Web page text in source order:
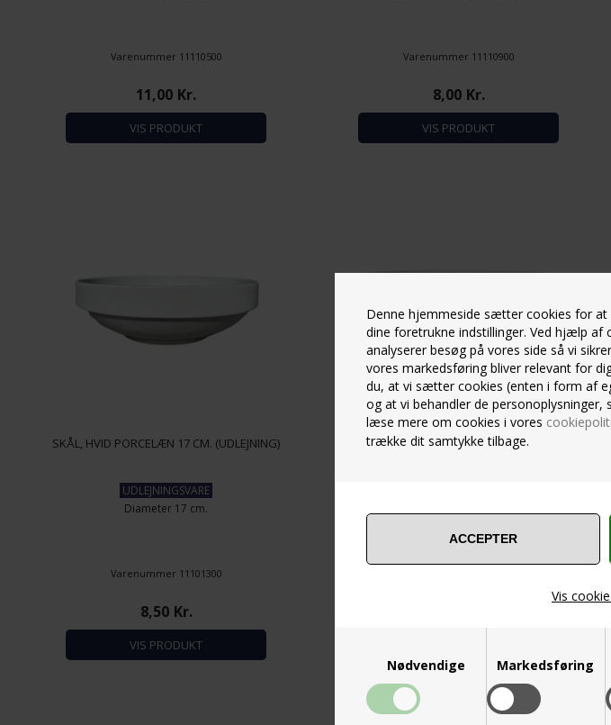
Denne hjemmeside sætter cookies for
dine foretrukne indstillinger. Ved hjælp af
analyserer besøg på vores side så vi
vores markedsføring bliver relevant for
du, at vi sætter cookies (enten i form af
og at vi behandler de personoplysninger,
læse mere om cookies i vores
trække dit samtykke tilbage.
Vis
Nødvendige Markedsføring
Varenummer 11110500
11,00 Kr.
VIS PRODUKT
Varenummer 11110900
8,00 Kr.
VIS PRODUKT
SKÅL, HVID PORCELÆN 17 CM. (UDLEJNING)
UDLEJNINGSVARE
Diameter 17 cm.
Varenummer 11101300
8,50 Kr.
VIS PRODUKT
SKÅL, HVID PORCELÆN 22 CM. (UDLEJNING)